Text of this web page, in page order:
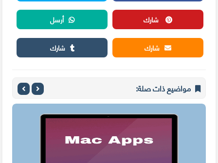
شارك
أرسل
شارك
شارك
مواضيع ذات صلة: